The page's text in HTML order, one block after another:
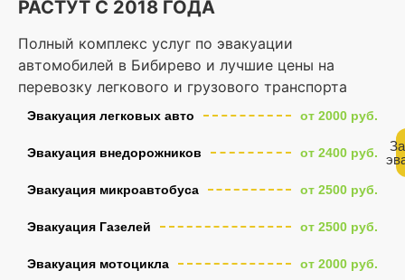
РАСТУТ С 2018 ГОДА
Полный комплекс услуг по эвакуации
автомобилей в Бибирево и лучшие цены на
перевозку легкового и грузового транспорта
Эвакуация легковых авто от 2000 руб.
Эвакуация внедорожников от 2400 руб.
Эвакуация микроавтобуса от 2500 руб.
Эвакуация Газелей от 2500 руб.
Эвакуация мотоцикла от 2000 руб.